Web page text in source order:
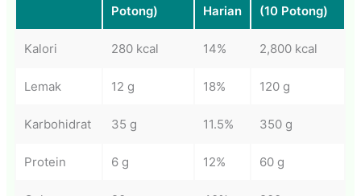
Potong)
Harian
(10 Potong)
Kalori 280 kcal 14% 2,800 kcal
Lemak 12 g 18% 120 g
Karbohidrat 35 g 11.5% 350 g
Protein 6 g 12% 60 g